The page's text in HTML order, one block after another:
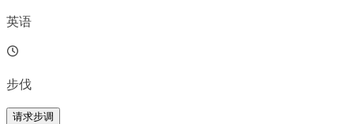
英语
步伐
请求步调